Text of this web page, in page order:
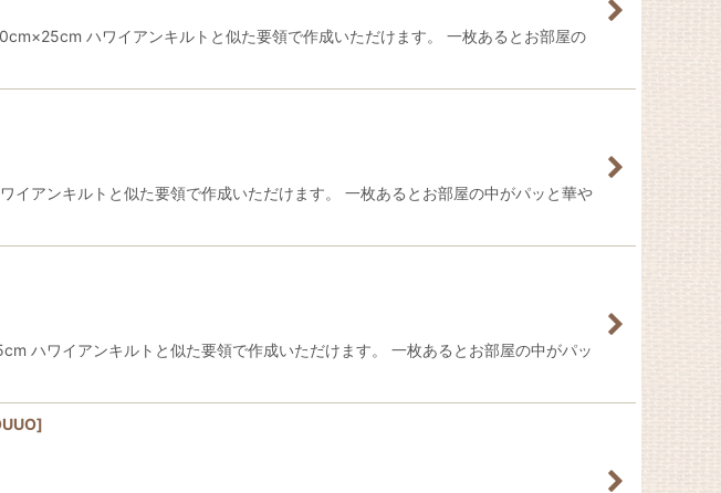
ハワイアンキルトと似た要領で作成いただけます。 一枚あるとお部屋の
ンキルトと似た要領で作成いただけます。 一枚あるとお部屋の中がパッと華や
ワイアンキルトと似た要領で作成いただけます。 一枚あるとお部屋の中がパッ
]